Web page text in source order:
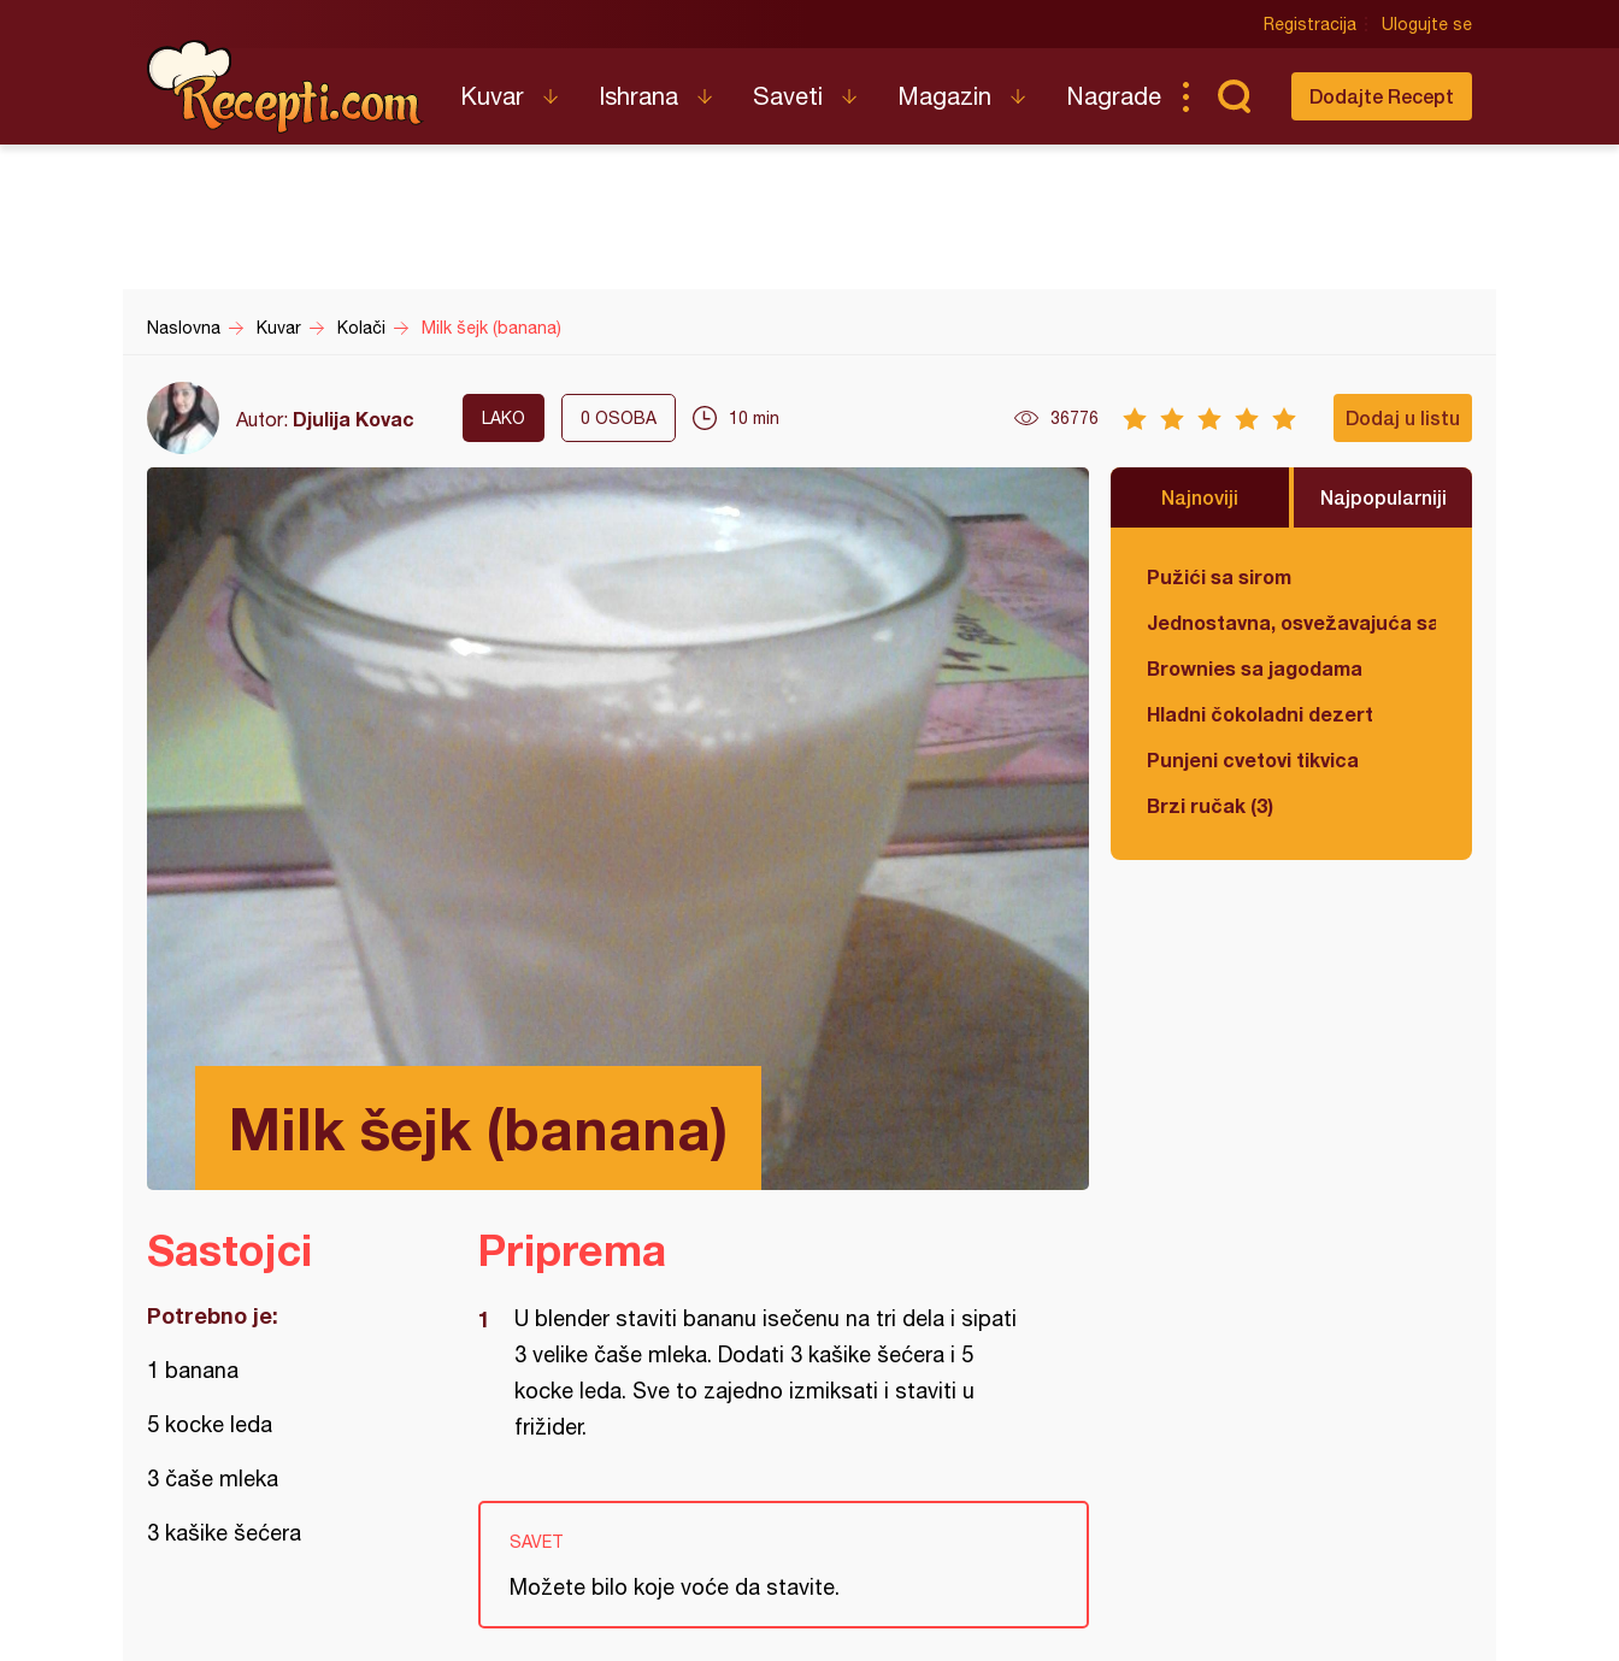
Registracija Ulogujte se
Kuvar Ishrana Saveti Magazin Nagrade Dodajte Recept
Naslovna Kuvar Kolači Milk šejk (banana)
Autor: Djulija Kovac LAKO 0 OSOBA 10 min 36776 Dodaj u listu
Milk šejk (banana)
Najnoviji Najpopularniji
Pužići sa sirom
Jednostavna, osvežavajuća salata
Brownies sa jagodama
Hladni čokoladni dezert
Punjeni cvetovi tikvica
Brzi ručak (3)
Sastojci
Potrebno je:
1 banana
5 kocke leda
3 čaše mleka
3 kašike šećera
Priprema
U blender staviti bananu isečenu na tri dela i sipati
3 velike čaše mleka. Dodati 3 kašike šećera i 5
kocke leda. Sve to zajedno izmiksati i staviti u
frižider.
SAVET
Možete bilo koje voće da stavite.